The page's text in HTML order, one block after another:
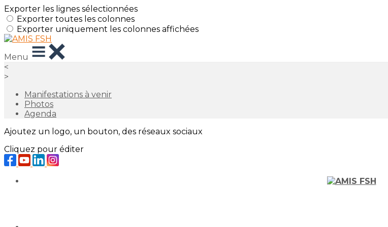
Exporter les lignes sélectionnées
Exporter toutes les colonnes
Exporter uniquement les colonnes affichées
Menu
<
>
Manifestations à venir
Photos
Agenda
Ajoutez un logo, un bouton, des réseaux sociaux
Cliquez pour éditer